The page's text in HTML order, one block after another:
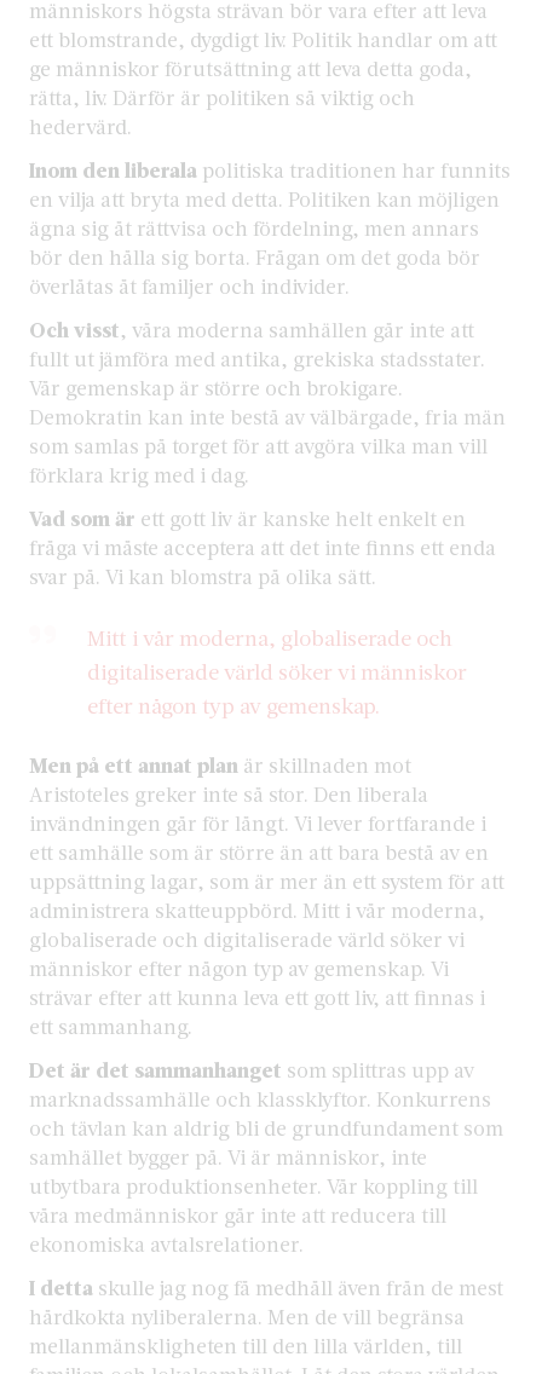
människors högsta strävan bör vara efter att leva
ett blomstrande, dygdigt liv. Politik handlar om att
ge människor förutsättning att leva detta goda,
rätta, liv. Därför är politiken så viktig och
hedervärd.
Inom den liberala politiska traditionen har funnits
en vilja att bryta med detta. Politiken kan möjligen
ägna sig åt rättvisa och fördelning, men annars
bör den hålla sig borta. Frågan om det goda bör
överlåtas åt familjer och individer.
Och visst, våra moderna samhällen går inte att
fullt ut jämföra med antika, grekiska stadsstater.
Vår gemenskap är större och brokigare.
Demokratin kan inte bestå av välbärgade, fria män
som samlas på torget för att avgöra vilka man vill
förklara krig med i dag.
Vad som är ett gott liv är kanske helt enkelt en
fråga vi måste acceptera att det inte finns ett enda
svar på. Vi kan blomstra på olika sätt.
Mitt i vår moderna, globaliserade och
digitaliserade värld söker vi människor
efter någon typ av gemenskap.
Men på ett annat plan är skillnaden mot
Aristoteles greker inte så stor. Den liberala
invändningen går för långt. Vi lever fortfarande i
ett samhälle som är större än att bara bestå av en
uppsättning lagar, som är mer än ett system för att
administrera skatteuppbörd. Mitt i vår moderna,
globaliserade och digitaliserade värld söker vi
människor efter någon typ av gemenskap. Vi
strävar efter att kunna leva ett gott liv, att finnas i
ett sammanhang.
Det är det sammanhanget som splittras upp av
marknadssamhälle och klassklyftor. Konkurrens
och tävlan kan aldrig bli de grundfundament som
samhället bygger på. Vi är människor, inte
utbytbara produktionsenheter. Vår koppling till
våra medmänniskor går inte att reducera till
ekonomiska avtalsrelationer.
I detta skulle jag nog få medhåll även från de mest
hårdkokta nyliberalerna. Men de vill begränsa
mellanmänskligheten till den lilla världen, till